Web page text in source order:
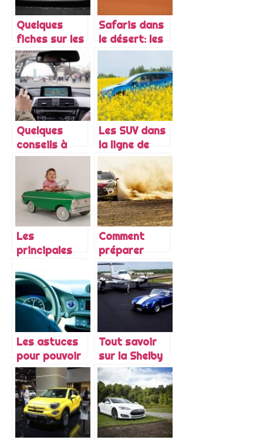
Quelques
fiches sur les
modèles de
voitures en
vogue
Safaris dans
le désert: les
meilleures
voitures pour
une belle
expérience
Quelques
conseils à
suivre pour
acheter une
voiture
d’occasion
Les SUV dans
la ligne de
mire des
gouvernements
Les
principales
d’offrir une
voiture
électrique à
son enfant
Comment
préparer
votre voiture
de course
pour le sport
Les astuces
pour pouvoir
avoir une
voiture de
luxe.
Tout savoir
sur la Shelby
Cobra 427